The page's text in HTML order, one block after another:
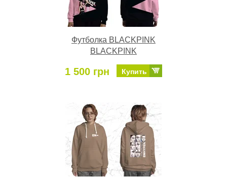
Футболка BLACKPINK
BLACKPINK
1 500 грн Купить